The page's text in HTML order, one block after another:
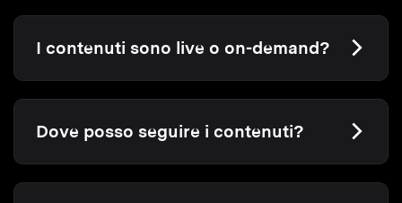
I contenuti sono live o on-demand?
Dove posso seguire i contenuti?